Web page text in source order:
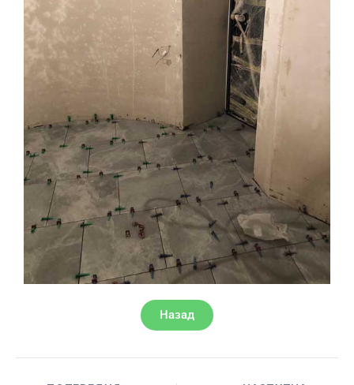
Назад